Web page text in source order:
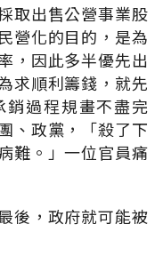
取出售公營事業股
營化的目的，是為
，因此多半優先出
求順利籌錢，就先
銷過程規畫不盡完
、政黨，「殺了下
難。」一位官員痛
後，政府就可能被